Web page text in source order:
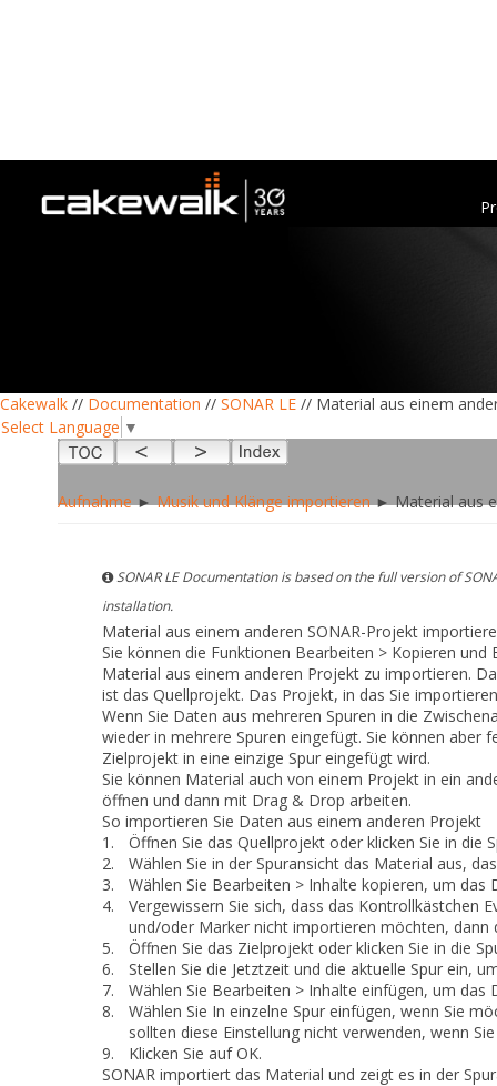
Cakewalk // Documentation // SONAR LE // Material aus einem
Select Language ▼
Aufnahme►Musik und Klänge importieren► Material aus
SONAR LE Documentation is based on the full version of
installation.
Material aus einem anderen SONAR-Projekt
Sie können die Funktionen Bearbeiten > Kopieren und
Material aus einem anderen Projekt zu importieren.
ist das Quellprojekt. Das Projekt, in das Sie
Wenn Sie Daten aus mehreren Spuren in die
wieder in mehrere Spuren eingefügt. Sie können aber
Zielprojekt in eine einzige Spur eingefügt wird.
Sie können Material auch von einem Projekt in ein
öffnen und dann mit Drag & Drop arbeiten.
So importieren Sie Daten aus einem anderen Projekt
1.
Öffnen Sie das Quellprojekt oder klicken Sie in die
2.
Wählen Sie in der Spuransicht das Material aus,
3.
Wählen Sie Bearbeiten > Inhalte kopieren, um das
4.
Vergewissern Sie sich, dass das Kontrollkästchen
und/oder Marker nicht importieren möchten, dann
5.
Öffnen Sie das Zielprojekt oder klicken Sie in die
6.
Stellen Sie die Jetztzeit und die aktuelle Spur ein,
7.
Wählen Sie Bearbeiten > Inhalte einfügen, um das
8.
Wählen Sie In einzelne Spur einfügen, wenn Sie
sollten diese Einstellung nicht verwenden, wenn
9.
Klicken Sie aufOK.
SONAR importiert das Material und zeigt es in der